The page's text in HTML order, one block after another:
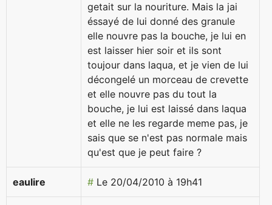
getait sur la nouriture. Mais la jai
éssayé de lui donné des granule
elle nouvre pas la bouche, je lui en
est laisser hier soir et ils sont
toujour dans laqua, et je vien de lui
décongelé un morceau de crevette
et elle nouvre pas du tout la
bouche, je lui est laissé dans laqua
et elle ne les regarde meme pas, je
sais que se n'est pas normale mais
qu'est que je peut faire ?
eaulire # Le 20/04/2010 à 19h41